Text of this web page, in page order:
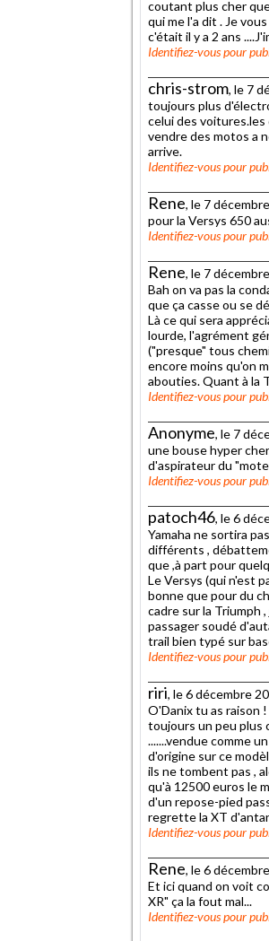
coutant plus cher
qui me l'a dit . Je
c'était il y a 2 ans
Identifiez-vouspour
chris-strom, le 7
toujours plus
celui des
vendre des motos a
arrive.
Identifiez-vouspour
Rene, le 7
pour la Versys 650
Identifiez-vouspour
Rene, le 7
Bah on va pas la
que ça casse ou se
Là ce qui sera
lourde, l'agrément
("presque" tous
encore moins qu'on
abouties. Quant à la
Identifiez-vouspour
Anonyme, le 7
une bouse hyper
d'aspirateur du
Identifiez-vouspour
patoch46, le 6
Yamaha ne sortira
différents ,
que ,à part pour
Le Versys (qui n'est
bonne que pour du
cadre sur la Triumph
passager soudé
trail bien typé sur
Identifiez-vouspour
riri, le 6 décembre
O'Danix tu as raison
toujours un peu plus
.......vendue comme
d'origine sur ce
ils ne tombent pas ,
qu'à 12500 euros le
d'un repose-pied
regrette la XT
Identifiez-vouspour
Rene, le 6
Et ici quand on voit
XR" ça la fout mal...
Identifiez-vouspour